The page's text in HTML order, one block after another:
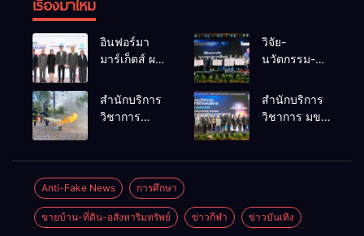
เรื่องมาใหม่
อินฟอร์มา
มาร์เก็ตส์ ผนึก
ธุรกิจท่อง
เที่ยว-บริการ
Thailand
2026 เชื่อม 4
งานใหญ่
สร้างโอกาส
ธุรกิจครบ
วิจัย-
นวัตกรรม-
คือโอกาสใหม่
ของคนพิการ
เศรษฐกิจ
สำนักบริการ
วิชาการ
เพลิงขั้นต้น”
ยกระดับ
ศักยภาพเจ้า
สำนักบริการ
วิชาการ มข.
เวทีระดับชาติ
Anti-Fake News การศึกษา
ขายบ้าน-ที่ดิน-อสังหาริมทรัพย์ ข่าวกีฬา ข่าวบันเทิง